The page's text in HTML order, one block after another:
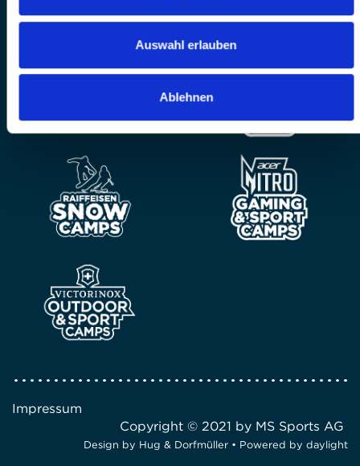
Auswahl erlauben
Ablehnen
Impressum
Copyright © 2021 by MS Sports AG
Design by Hug & Dorfmüller • Powered by daylight